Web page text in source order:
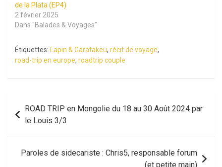
de la Plata (EP4)
2 février 2025
Dans "Balades & Voyages"
Étiquettes: Lapin & Garatakeu, récit de voyage,
road-trip en europe, roadtrip couple
Navigation
de
l’article
ROAD TRIP en Mongolie du 18 au 30 Août 2024 par
le Louis 3/3
Paroles de sidecariste : Chris5, responsable forum
(et petite main)